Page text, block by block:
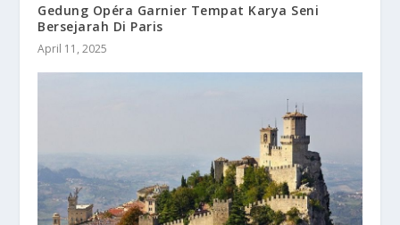
Gedung Opéra Garnier Tempat Karya Seni
Bersejarah Di Paris
April 11, 2025